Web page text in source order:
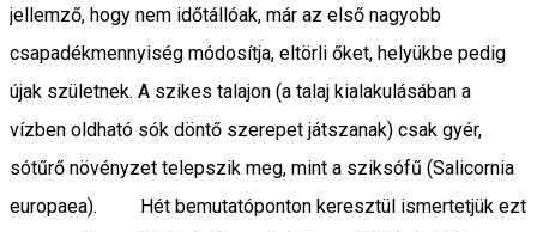
jellemző, hogy nem időtállóak, már az első nagyobb
csapadékmennyiség módosítja, eltörli őket, helyükbe pedig
újak születnek. A szikes talajon (a talaj kialakulásában a
vízben oldható sók döntő szerepet játszanak) csak gyér,
sótűrő növényzet telepszik meg, mint a sziksófű (Salicornia
europaea). Hét bemutatóponton keresztül ismertetjük ezt